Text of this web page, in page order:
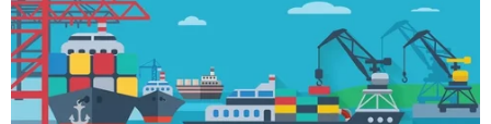
Phó Tổng Biên tập: NGUYỄN THỊ TÁM, KHÚC THANH
THỦY
Sở hữu trí tuệ
Quy định sử dụng